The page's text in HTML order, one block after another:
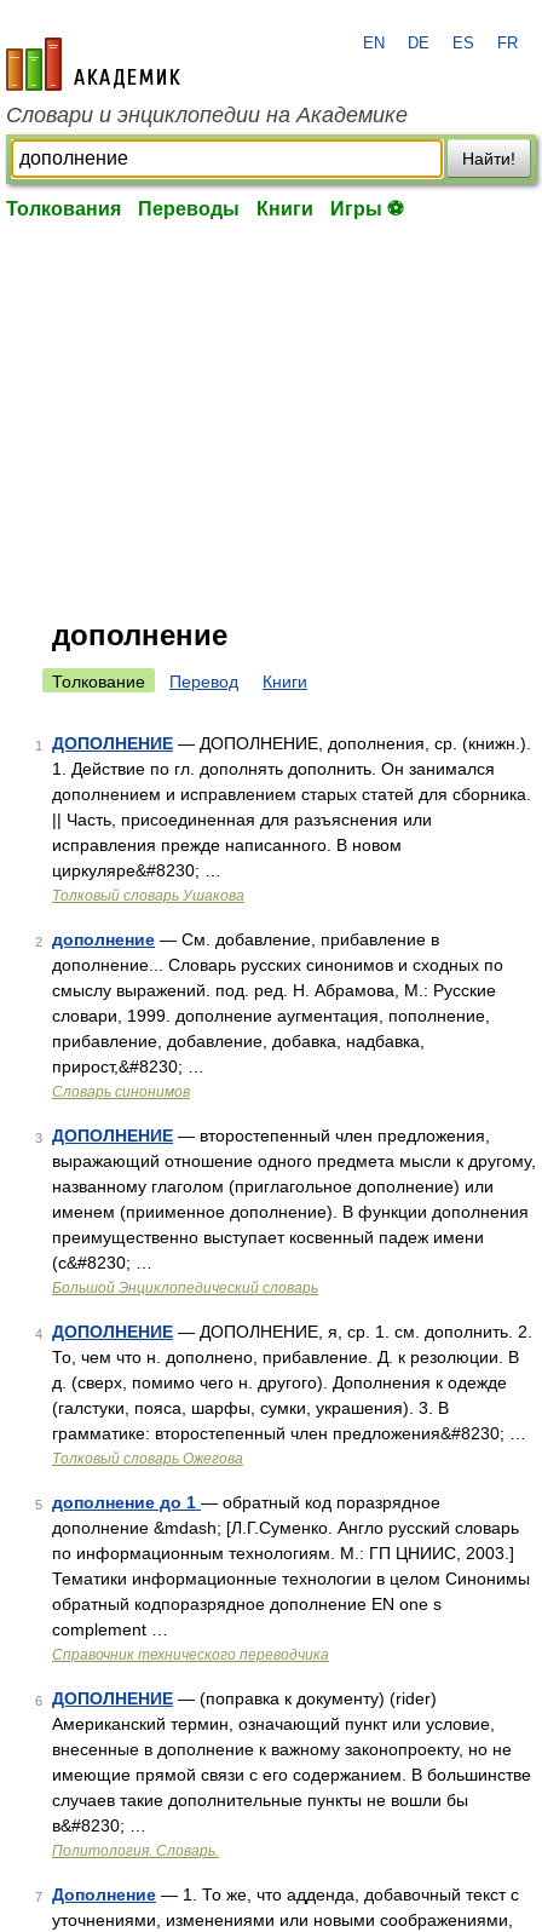
academic.ru
EN DE ES FR
Словари и энциклопедии на Академике
Найти!
Толкования Переводы Книги Игры ⚽
дополнение
Толкование Перевод Книги
1 ДОПОЛНЕНИЕ — ДОПОЛНЕНИЕ, дополнения, ср. (книжн.).
1. Действие по гл. дополнять дополнить. Он занимался
дополнением и исправлением старых статей для сборника.
|| Часть, присоединенная для разъяснения или
исправления прежде написанного. В новом
циркуляре&#8230; …
Толковый словарь Ушакова
2 дополнение — См. добавление, прибавление в
дополнение... Словарь русских синонимов и сходных по
смыслу выражений. под. ред. Н. Абрамова, М.: Русские
словари, 1999. дополнение аугментация, пополнение,
прибавление, добавление, добавка, надбавка,
прирост,&#8230; …
Словарь синонимов
3 ДОПОЛНЕНИЕ — второстепенный член предложения,
выражающий отношение одного предмета мысли к другому,
названному глаголом (приглагольное дополнение) или
именем (приименное дополнение). В функции дополнения
преимущественно выступает косвенный падеж имени
(с&#8230; …
Большой Энциклопедический словарь
4 ДОПОЛНЕНИЕ — ДОПОЛНЕНИЕ, я, ср. 1. см. дополнить. 2.
То, чем что н. дополнено, прибавление. Д. к резолюции. В
д. (сверх, помимо чего н. другого). Дополнения к одежде
(галстуки, пояса, шарфы, сумки, украшения). 3. В
грамматике: второстепенный член предложения&#8230; …
Толковый словарь Ожегова
5 дополнение до 1 — обратный код поразрядное
дополнение &mdash; [Л.Г.Суменко. Англо русский словарь
по информационным технологиям. М.: ГП ЦНИИС, 2003.]
Тематики информационные технологии в целом Синонимы
обратный кодпоразрядное дополнение EN one s
complement …
Справочник технического переводчика
6 ДОПОЛНЕНИЕ — (поправка к документу) (rider)
Американский термин, означающий пункт или условие,
внесенные в дополнение к важному законопроекту, но не
имеющие прямой связи с его содержанием. В большинстве
случаев такие дополнительные пункты не вошли бы
в&#8230; …
Политология. Словарь.
7 Дополнение — 1. То же, что адденда, добавочный текст с
уточнениями, изменениями или новыми соображениями,